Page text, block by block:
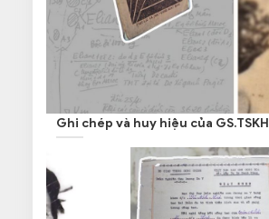
Ghi chép và huy hiệu của